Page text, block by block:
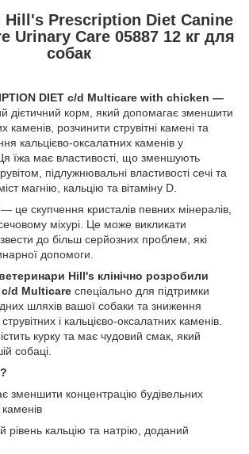
Hill's Prescription Diet Canine
Urinary Care 05887 12 кг для
собак
DIET c/d Multicare with chicken —
дієтичний корм, який допомагає зменшити
каменів, розчинити струвітні камені та
кальцієво-оксалатних каменів у
їжа має властивості, що зменшують
підлужнювальні властивості сечі та
магнію, кальцію та вітаміну D.
— це скупчення кристалів певних мінералів,
міхурі. Це може викликати
до більш серйозних проблем, які
допомоги.
Hill's клінічно розробили
d Multicare спеціально для підтримки
шляхів вашої собаки та зниження
і кальцієво-оксалатних каменів.
курку та має чудовий смак, який
собаці.
зменшити концентрацію будівельних
рівень кальцію та натрію, доданий